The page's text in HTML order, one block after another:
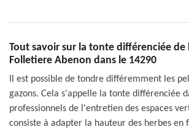
Tout savoir sur la tonte différenciée de
Folletiere Abenon dans le 14290
Il est possible de tondre différemment les
gazons. Cela s'appelle la tonte différenciée
professionnels de l'entretien des espaces
consiste à adapter la hauteur des herbes en